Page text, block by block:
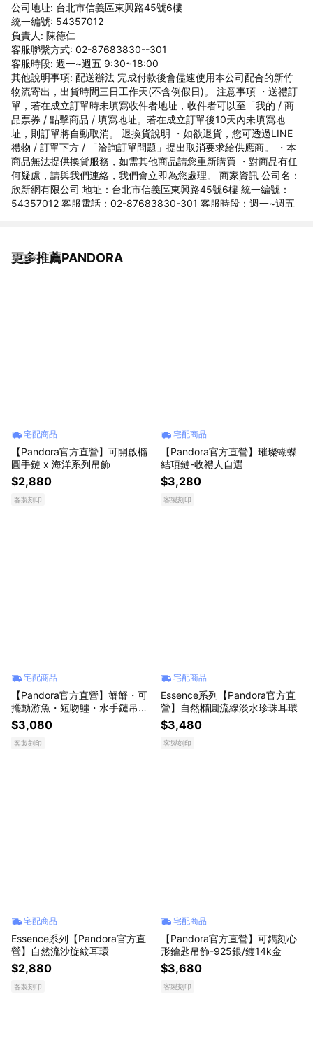
公司地址: 台北市信義區東興路45號6樓
統一編號: 54357012
負責人: 陳德仁
客服聯繫方式: 02-87683830--301
客服時段: 週一~週五 9:30~18:00
其他說明事項: 配送辦法 完成付款後會儘速使用本公司配合的新竹
物流寄出，出貨時間三日工作天(不含例假日)。 注意事項 ・送禮訂
單，若在成立訂單時未填寫收件者地址，收件者可以至「我的 / 商
品票券 / 點擊商品 / 填寫地址。若在成立訂單後10天內未填寫地
址，則訂單將自動取消。 退換貨說明 ・如欲退貨，您可透過LINE
禮物 / 訂單下方 / 「洽詢訂單問題」提出取消要求給供應商。 ・本
商品無法提供換貨服務，如需其他商品請您重新購買 ・對商品有任
何疑慮，請與我們連絡，我們會立即為您處理。 商家資訊 公司名：
欣新網有限公司 地址：台北市信義區東興路45號6樓 統一編號：
54357012 客服電話：02-87683830-301 客服時段：週一~週五
更多推薦PANDORA
看更多
宅配商品
【Pandora官方直營】可開啟橢
圓手鏈 x 海洋系列吊飾
$2,880
客製刻印
宅配商品
【Pandora官方直營】璀璨蝴蝶
結項鏈-收禮人自選
$3,280
客製刻印
宅配商品
【Pandora官方直營】蟹蟹・可
擺動游魚・短吻鱷・水手鏈吊
飾・藍繩手鏈 -鍍14K金
$3,080
客製刻印
宅配商品
Essence系列【Pandora官方直
營】自然橢圓流線淡水珍珠耳環
$3,480
客製刻印
宅配商品
Essence系列【Pandora官方直
營】自然流沙旋紋耳環
$2,880
客製刻印
宅配商品
【Pandora官方直營】可鐫刻心
形鑰匙吊飾-925銀/鍍14k金
$3,680
客製刻印